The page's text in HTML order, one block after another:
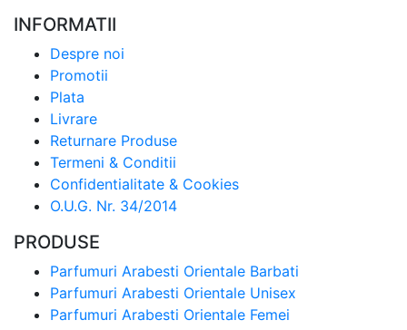
INFORMATII
Despre noi
Promotii
Plata
Livrare
Returnare Produse
Termeni & Conditii
Confidentialitate & Cookies
O.U.G. Nr. 34/2014
PRODUSE
Parfumuri Arabesti Orientale Barbati
Parfumuri Arabesti Orientale Unisex
Parfumuri Arabesti Orientale Femei